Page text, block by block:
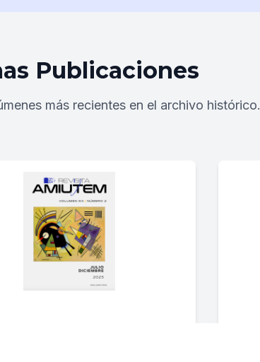
Publicaciones
más recientes en el archivo histórico.